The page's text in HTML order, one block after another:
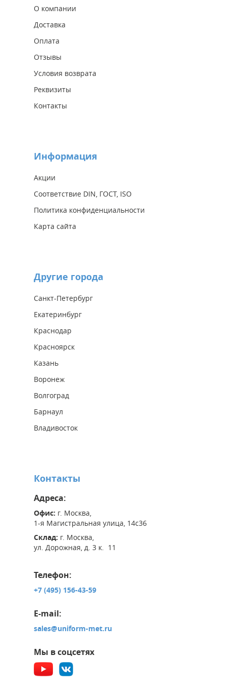
О компании
Доставка
Оплата
Отзывы
Условия возврата
Реквизиты
Контакты
Информация
Акции
Соответствие DIN, ГОСТ, ISO
Политика конфиденциальности
Карта сайта
Другие города
Санкт-Петербург
Екатеринбург
Краснодар
Красноярск
Казань
Воронеж
Волгоград
Барнаул
Владивосток
Контакты
Адреса:
Офис: г. Москва,
1-я Магистральная улица, 14с36
Склад: г. Москва,
ул. Дорожная, д. 3 к. 11
Телефон:
+7 (495) 156-43-59
E-mail:
sales@uniform-met.ru
Мы в соцсетях